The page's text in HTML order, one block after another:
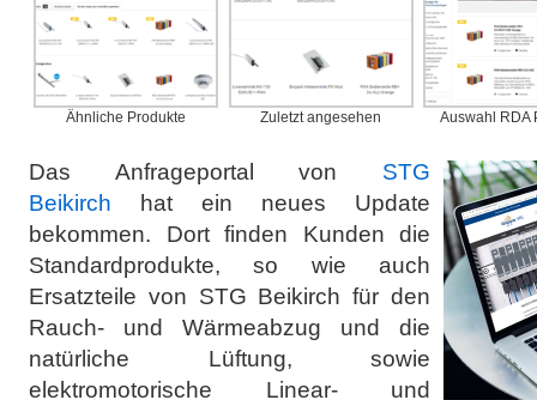
Ähnliche Produkte Zuletzt angesehen Auswahl RDA
Das Anfrageportal von STG
Beikirch hat ein neues Update
bekommen. Dort finden Kunden die
Standardprodukte, so wie auch
Ersatzteile von STG Beikirch für den
Rauch- und Wärmeabzug und die
natürliche Lüftung, sowie
elektromotorische Linear- und